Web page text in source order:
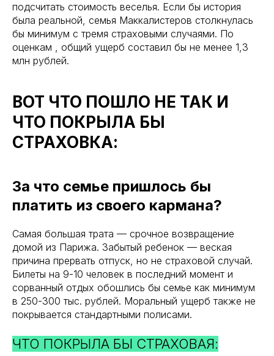
подсчитать стоимость веселья. Если бы история
была реальной, семья Маккалистеров столкнулась
бы минимум с тремя страховыми случаями. По
оценкам , общий ущерб составил бы не менее 1,3
млн рублей.
ВОТ ЧТО ПОШЛО НЕ ТАК И
ЧТО ПОКРЫЛА БЫ
СТРАХОВКА:
За что семье пришлось бы
платить из своего кармана?
Самая большая трата — срочное возвращение
домой из Парижа. Забытый ребенок — веская
причина прервать отпуск, но не страховой случай.
Билеты на 9-10 человек в последний момент и
сорванный отдых обошлись бы семье как минимум
в 250-300 тыс. рублей. Моральный ущерб также не
покрывается стандартными полисами.
ЧТО ПОКРЫЛА БЫ СТРАХОВАЯ: